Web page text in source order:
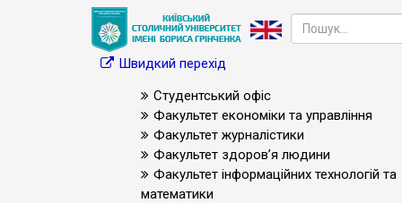
Швидкий перехід
Студентський офіс
Факультет економіки та управління
Факультет журналістики
Факультет здоров’я людини
Факультет інформаційних технологій та
математики